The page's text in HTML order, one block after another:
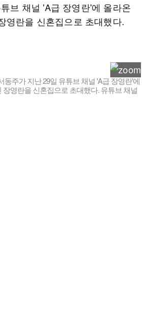
브 채널 'A급 장영란'에 올라온
영란을 신혼집으로 초대했다.
동주가 지난 29일 유튜브 채널 'A급 장영란'에
영란을 신혼집으로 초대했다. 유튜브 채널